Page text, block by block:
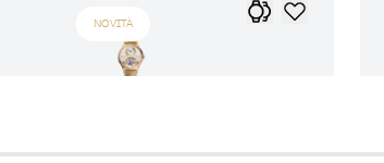
NOVITÀ